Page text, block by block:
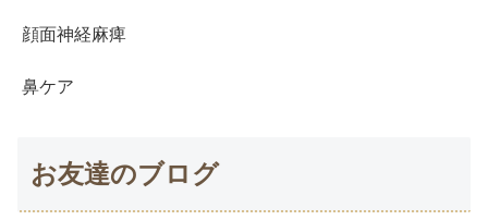
顔面神経麻痺
鼻ケア
お友達のブログ